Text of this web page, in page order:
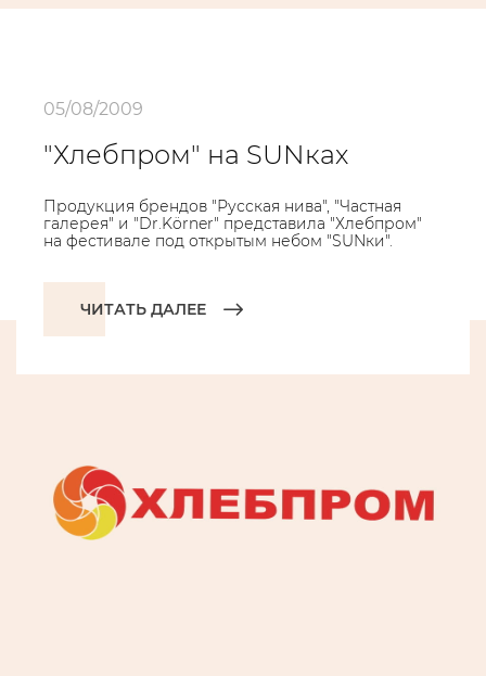
05/08/2009
"Хлебпром" на SUNках
Продукция брендов "Русская нива", "Частная
галерея" и "Dr.Körner" представила "Хлебпром"
на фестивале под открытым небом "SUNки".
ЧИТАТЬ ДАЛЕЕ